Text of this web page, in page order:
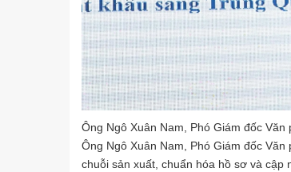
Ông Ngô Xuân Nam, Phó Giám đốc Văn
Ông Ngô Xuân Nam, Phó Giám đốc
chuỗi sản xuất, chuẩn hóa hồ sơ và cập